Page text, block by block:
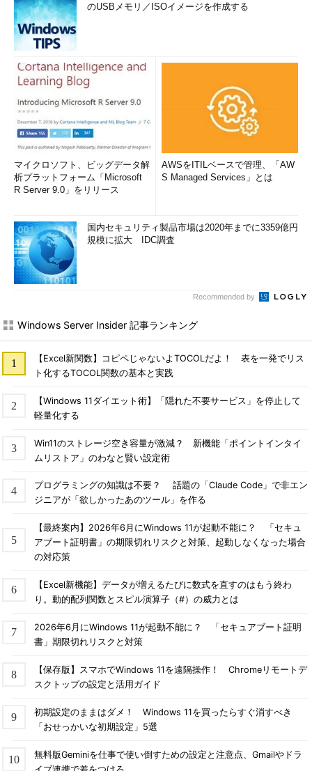
のUSBメモリ／ISOイメージを作成する
マイクロソフト、ビッグデータ解
析プラットフォーム「Microsoft
R Server 9.0」をリリース
AWSをITILベースで管理、「AW
S Managed Services」とは
国内セキュリティ製品市場は2020年までに3359億円
規模に拡大 IDC調査
Recommended by
Windows Server Insider 記事ランキング
【Excel新関数】コピペじゃないよTOCOLだよ！ 表を一発でリス
ト化するTOCOL関数の基本と実践
【Windows 11ダイエット術】「隠れた不要サービス」を停止して
軽量化する
Win11のストレージ空き容量が激減？ 新機能「ポイントインタイ
ムリストア」のわなと賢い設定術
プログラミングの知識は不要？ 話題の「Claude Code」で非エン
ジニアが「欲しかったあのツール」を作る
【最終案内】2026年6月にWindows 11が起動不能に？ 「セキュ
アブート証明書」の期限切れリスクと対策、起動しなくなった場合
の対応策
【Excel新機能】データが増えるたびに数式を直すのはもう終わ
り。動的配列関数とスピル演算子（#）の威力とは
2026年6月にWindows 11が起動不能に？ 「セキュアブート証明
書」期限切れリスクと対策
【保存版】スマホでWindows 11を遠隔操作！ Chromeリモートデ
スクトップの設定と活用ガイド
初期設定のままはダメ！ Windows 11を買ったらすぐ消すべき
「おせっかいな初期設定」5選
無料版Geminiを仕事で使い倒すための設定と注意点、Gmailやドラ